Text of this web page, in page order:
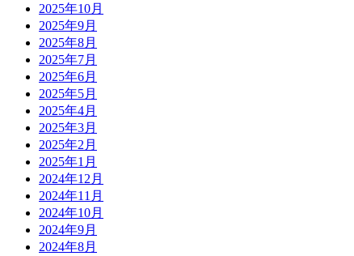
2025年10月
2025年9月
2025年8月
2025年7月
2025年6月
2025年5月
2025年4月
2025年3月
2025年2月
2025年1月
2024年12月
2024年11月
2024年10月
2024年9月
2024年8月